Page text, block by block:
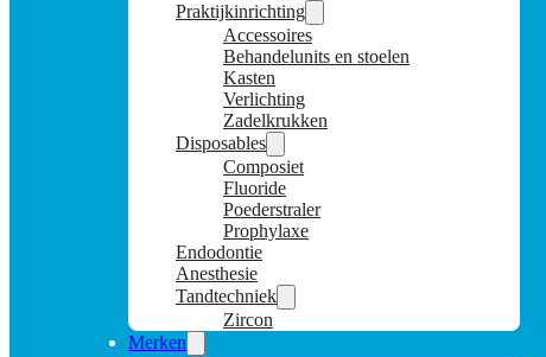
Praktijkinrichting
Accessoires
Behandelunits en stoelen
Kasten
Verlichting
Zadelkrukken
Disposables
Composiet
Fluoride
Poederstraler
Prophylaxe
Endodontie
Anesthesie
Tandtechniek
Zircon
Merken